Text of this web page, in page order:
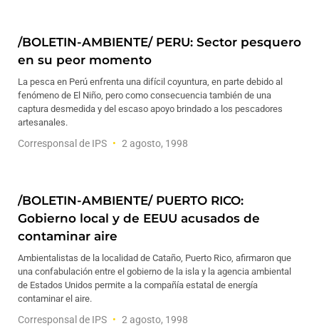
/BOLETIN-AMBIENTE/ PERU: Sector pesquero
en su peor momento
La pesca en Perú enfrenta una difícil coyuntura, en parte debido al
fenómeno de El Niño, pero como consecuencia también de una
captura desmedida y del escaso apoyo brindado a los pescadores
artesanales.
Corresponsal de IPS 2 agosto, 1998
/BOLETIN-AMBIENTE/ PUERTO RICO:
Gobierno local y de EEUU acusados de
contaminar aire
Ambientalistas de la localidad de Cataño, Puerto Rico, afirmaron que
una confabulación entre el gobierno de la isla y la agencia ambiental
de Estados Unidos permite a la compañía estatal de energía
contaminar el aire.
Corresponsal de IPS 2 agosto, 1998